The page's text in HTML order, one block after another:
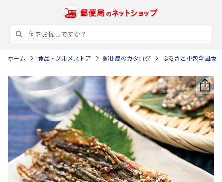
ホーム 食品・グルメストア 郵便局のカタログ ふるさと小包全国版